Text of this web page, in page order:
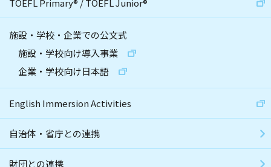
TOEFL Primary® /TOEFL Junior®
施設・学校・企業での公文式
施設・学校向け導入事業
企業・学校向け日本語
English Immersion Activities
自治体・省庁との連携
財団との連携